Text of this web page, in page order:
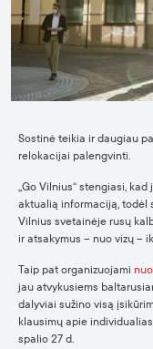
Sostinė teikia ir daugiau
relokacijai palengvinti.
„Go Vilnius“ stengiasi,
aktualią informaciją, todėl
Vilnius svetainėje rusų
ir atsakymus – nuo vizų –
Taip pat organizuojami
jau atvykusiems
dalyviai sužino visą
klausimų apie
spalio 27 d.